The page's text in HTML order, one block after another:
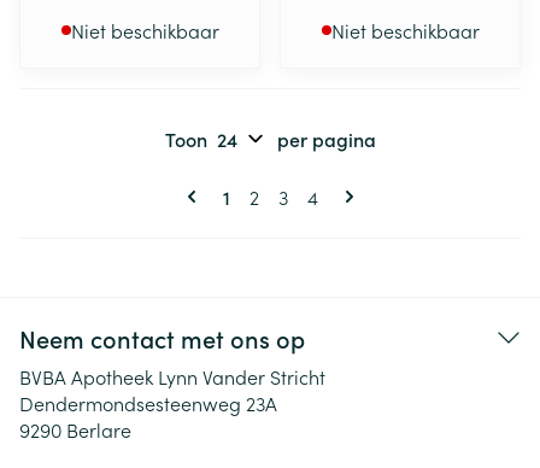
Niet beschikbaar Niet beschikbaar
Pagina's
U lees momenteel pagina
1 Pagina
2 Pagina
3 Pagina
4
Toon per pagina
Neem contact met ons op
BVBA Apotheek Lynn Vander Stricht
Dendermondsesteenweg 23A
9290 Berlare